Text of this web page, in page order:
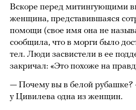
Вскоре перед митингующими
женщина, представившаяся
помощи (свое имя она не
сообщила, что в морги было
тел. Люди засвистели в ее
закричал: «Это похоже на
— Почему вы в белой рубашке?
у Цивилева одна из женщин.